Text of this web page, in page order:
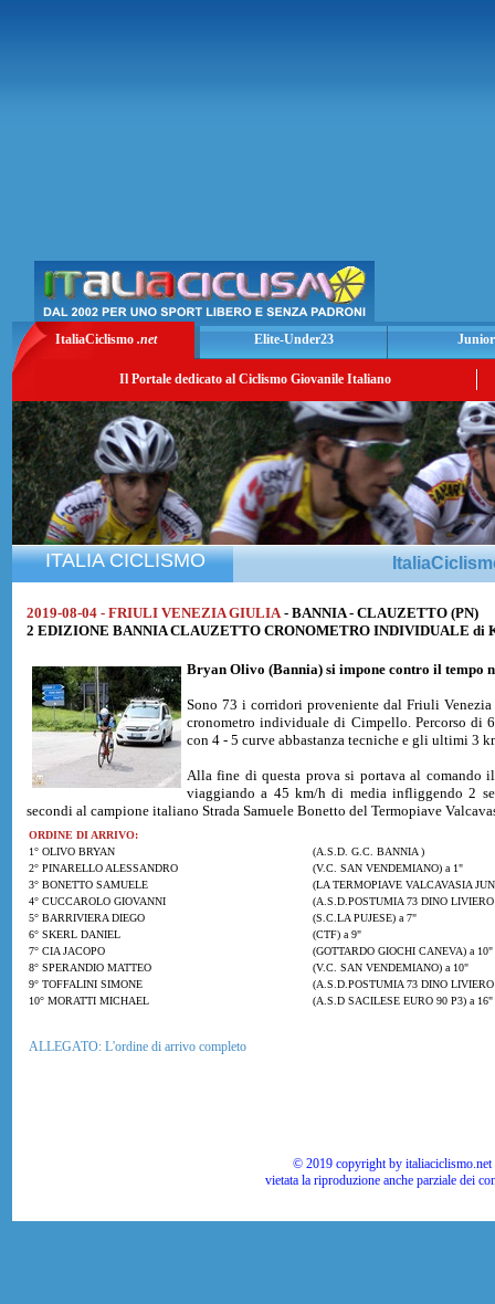
ItaliaCiclismo .net Elite-Under23
Il Portale dedicato al Ciclismo Giovanile Italiano
ITALIA CICLISMO
2019-08-04 - FRIULI VENEZIA GIULIA - BANNIA - CLAUZETTO (PN)
2 EDIZIONE BANNIA CLAUZETTO CRONOMETRO INDIVIDUALE di
Bryan Olivo (Bannia) si impone contro il tempo
Sono 73 i corridori proveniente dal Friuli
cronometro individuale di Cimpello. Percorso di
con 4 - 5 curve abbastanza tecniche e gli ultimi 3
Alla fine di questa prova si portava al comando
viaggiando a 45 km/h di media infliggendo 2
secondi al campione italiano Strada Samuele Bonetto del Termopiave
ORDINE DI ARRIVO:
1° OLIVO BRYAN
(A.S.D. G.C. BANNIA )
2° PINARELLO ALESSANDRO
(V.C. SAN VENDEMIANO) a 1"
3° BONETTO SAMUELE
(LA TERMOPIAVE VALCAVASIA
4° CUCCAROLO GIOVANNI
(A.S.D.POSTUMIA 73 DINO
5° BARRIVIERA DIEGO
(S.C.LA PUJESE) a 7"
6° SKERL DANIEL
(CTF) a 9"
7° CIA JACOPO
(GOTTARDO GIOCHI CANEVA) a 10"
8° SPERANDIO MATTEO
(V.C. SAN VENDEMIANO) a 10"
9° TOFFALINI SIMONE
(A.S.D.POSTUMIA 73 DINO
10° MORATTI MICHAEL
(A.S.D SACILESE EURO 90 P3) a 16"
ALLEGATO: L'ordine di arrivo completo
© 2019 copyright by
vietata la riproduzione anche parziale dei